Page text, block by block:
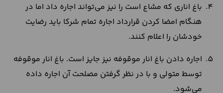
باغ اناری که مشاع است را نیز می‌تواند اجاره داد اما در
هنگام امضا کردن قرارداد اجاره تمام شرکا باید رضایت
خودشان را اعلام کنند.
اجاره دادن باغ انار موقوفه نیز جایز است. باغ انار موقوفه
توسط متولی و با در نظر گرفتن مصلحت آن اجاره داده
می‌شود.